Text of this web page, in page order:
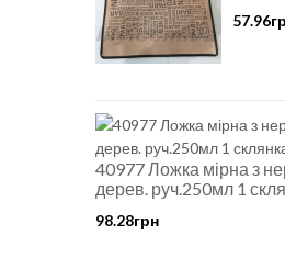
40977 Ложка мірна з
дерев. руч.250мл 1
98.28грн